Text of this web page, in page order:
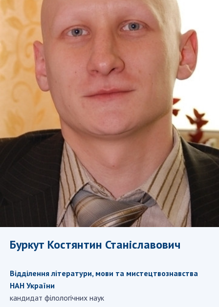
СТРУКТУРА
Президія НАН України
Апарат Президії
Секція фізико-технічних і математичних
Секція хімічних і біологічних наук
Секція суспільних і гуманітарних наук
Установи при Президії
Ради, комітети та комісії
Наукові центри МОН та НАН України
Громадські організації
ДІЯЛЬНІСТЬ
Сесії Загальних зборів НАН України
Річні звіти НАН України
Річні фінансові звіти НАН України
Буркут Костянтин Станіславович
Відділення літератури, мови та мистецтвознавства
НАН України
кандидат філологічних наук